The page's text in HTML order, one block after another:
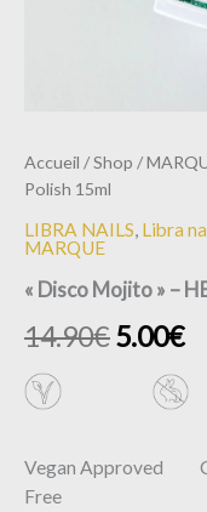
Accueil /Shop /
Polish 15ml
LIBRA NAILS Libra
MARQUE
« Disco Mojito » –
14.90€5.00€
Vegan Approved
Free